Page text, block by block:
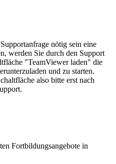
nötig sein eine
werden Sie durch den Support
"TeamViewer laden" die
und zu starten.
also bitte erst nach
Fortbildungsangebote in